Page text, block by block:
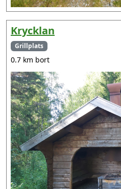
Krycklan
Grillplats
0.7 km bort